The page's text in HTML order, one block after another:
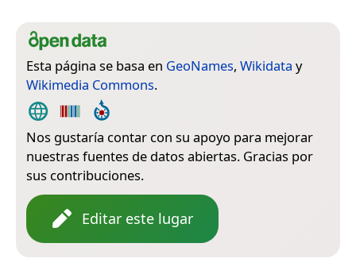
Esta página se basa en GeoNames, Wikidata y
Wikimedia Commons.
Nos gustaría contar con su apoyo para mejorar
nuestras fuentes de datos abiertas. Gracias por
sus contribuciones.
Editar este lugar